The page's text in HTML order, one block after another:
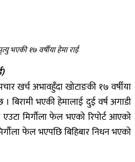
भएकी १७ वर्षीया हेमा राई
खर्च अभावहुँदा खोटाङकी १७ वर्षीया
बिरामी भएकी हेमालाई दुई वर्ष अगाडी
मिर्गौला फेल भएको रिपोर्ट आएको
फेल भएपछि बिहिबार निधन भएको